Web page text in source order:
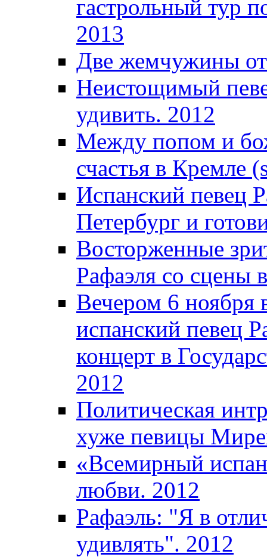
гастрольный тур
2013
Две жемчужины
Неистощимый
удивить. 2012
Между попом и
счастья в Кремле
Испанский певец
Петербург и
Восторженные
Рафаэля со сцены
Вечером 6
испанский певец
концерт в
2012
Политическая
хуже певицы
«Всемирный
любви. 2012
Рафаэль: "Я в
удивлять". 2012